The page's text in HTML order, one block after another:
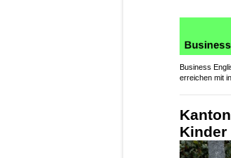
Business
erreichen mit
Kinder